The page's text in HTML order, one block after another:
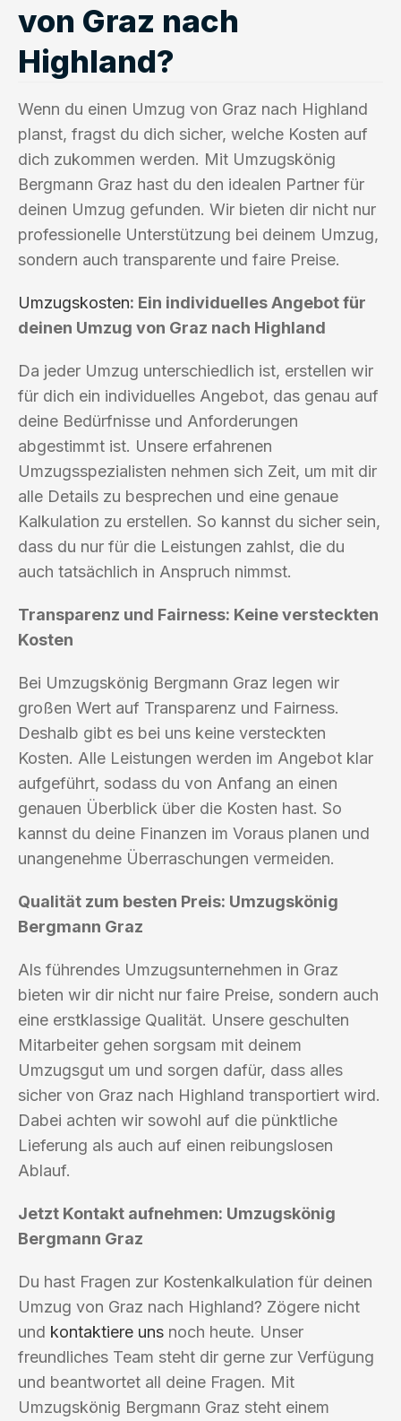
von Graz nach
Highland?
Wenn du einen Umzug von Graz nach Highland
planst, fragst du dich sicher, welche Kosten auf
dich zukommen werden. Mit Umzugskönig
Bergmann Graz hast du den idealen Partner für
deinen Umzug gefunden. Wir bieten dir nicht nur
professionelle Unterstützung bei deinem Umzug,
sondern auch transparente und faire Preise.
Umzugskosten: Ein individuelles Angebot für
deinen Umzug von Graz nach Highland
Da jeder Umzug unterschiedlich ist, erstellen wir
für dich ein individuelles Angebot, das genau auf
deine Bedürfnisse und Anforderungen
abgestimmt ist. Unsere erfahrenen
Umzugsspezialisten nehmen sich Zeit, um mit dir
alle Details zu besprechen und eine genaue
Kalkulation zu erstellen. So kannst du sicher sein,
dass du nur für die Leistungen zahlst, die du
auch tatsächlich in Anspruch nimmst.
Transparenz und Fairness: Keine versteckten
Kosten
Bei Umzugskönig Bergmann Graz legen wir
großen Wert auf Transparenz und Fairness.
Deshalb gibt es bei uns keine versteckten
Kosten. Alle Leistungen werden im Angebot klar
aufgeführt, sodass du von Anfang an einen
genauen Überblick über die Kosten hast. So
kannst du deine Finanzen im Voraus planen und
unangenehme Überraschungen vermeiden.
Qualität zum besten Preis: Umzugskönig
Bergmann Graz
Als führendes Umzugsunternehmen in Graz
bieten wir dir nicht nur faire Preise, sondern auch
eine erstklassige Qualität. Unsere geschulten
Mitarbeiter gehen sorgsam mit deinem
Umzugsgut um und sorgen dafür, dass alles
sicher von Graz nach Highland transportiert wird.
Dabei achten wir sowohl auf die pünktliche
Lieferung als auch auf einen reibungslosen
Ablauf.
Jetzt Kontakt aufnehmen: Umzugskönig
Bergmann Graz
Du hast Fragen zur Kostenkalkulation für deinen
Umzug von Graz nach Highland? Zögere nicht
und kontaktiere uns noch heute. Unser
freundliches Team steht dir gerne zur Verfügung
und beantwortet all deine Fragen. Mit
Umzugskönig Bergmann Graz steht einem